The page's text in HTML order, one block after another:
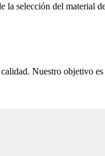
la selección del material
Nuestro objetivo